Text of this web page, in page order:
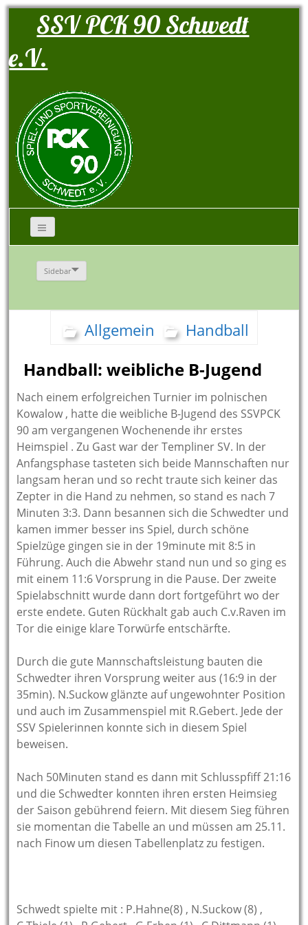
SSV PCK 90 Schwedt
e.V.
Sidebar
Allgemein Handball
Handball: weibliche B-Jugend
Nach einem erfolgreichen Turnier im polnischen
Kowalow , hatte die weibliche B-Jugend des SSVPCK
90 am vergangenen Wochenende ihr erstes
Heimspiel . Zu Gast war der Templiner SV. In der
Anfangsphase tasteten sich beide Mannschaften nur
langsam heran und so recht traute sich keiner das
Zepter in die Hand zu nehmen, so stand es nach 7
Minuten 3:3. Dann besannen sich die Schwedter und
kamen immer besser ins Spiel, durch schöne
Spielzüge gingen sie in der 19minute mit 8:5 in
Führung. Auch die Abwehr stand nun und so ging es
mit einem 11:6 Vorsprung in die Pause. Der zweite
Spielabschnitt wurde dann dort fortgeführt wo der
erste endete. Guten Rückhalt gab auch C.v.Raven im
Tor die einige klare Torwürfe entschärfte.
Durch die gute Mannschaftsleistung bauten die
Schwedter ihren Vorsprung weiter aus (16:9 in der
35min). N.Suckow glänzte auf ungewohnter Position
und auch im Zusammenspiel mit R.Gebert. Jede der
SSV Spielerinnen konnte sich in diesem Spiel
beweisen.
Nach 50Minuten stand es dann mit Schlusspfiff 21:16
und die Schwedter konnten ihren ersten Heimsieg
der Saison gebührend feiern. Mit diesem Sieg führen
sie momentan die Tabelle an und müssen am 25.11.
nach Finow um diesen Tabellenplatz zu festigen.
Schwedt spielte mit : P.Hahne(8) , N.Suckow (8) ,